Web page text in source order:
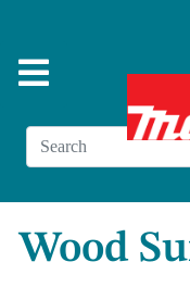
Search
Wood